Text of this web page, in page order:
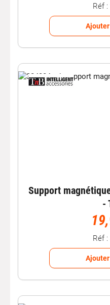
Réf
Support
-
Réf